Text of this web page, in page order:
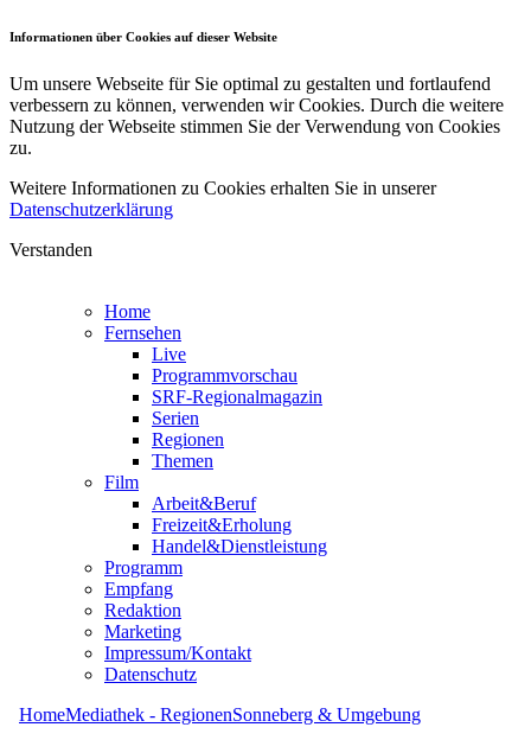
Informationen über Cookies auf dieser Website
Um unsere Webseite für Sie optimal zu gestalten und fortlaufend
verbessern zu können, verwenden wir Cookies. Durch die weitere
Nutzung der Webseite stimmen Sie der Verwendung von Cookies
zu.
Weitere Informationen zu Cookies erhalten Sie in unserer
Datenschutzerklärung
Verstanden
Home
Fernsehen
Live
Programmvorschau
SRF-Regionalmagazin
Serien
Regionen
Themen
Film
Arbeit&Beruf
Freizeit&Erholung
Handel&Dienstleistung
Programm
Empfang
Redaktion
Marketing
Impressum/Kontakt
Datenschutz
HomeMediathek - RegionenSonneberg & Umgebung